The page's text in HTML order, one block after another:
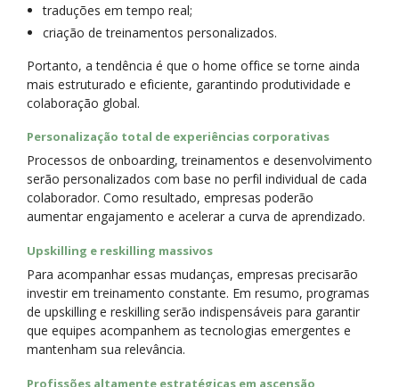
traduções em tempo real;
criação de treinamentos personalizados.
Portanto, a tendência é que o home office se torne ainda
mais estruturado e eficiente, garantindo produtividade e
colaboração global.
Personalização total de experiências corporativas
Processos de onboarding, treinamentos e desenvolvimento
serão personalizados com base no perfil individual de cada
colaborador. Como resultado, empresas poderão
aumentar engajamento e acelerar a curva de aprendizado.
Upskilling e reskilling massivos
Para acompanhar essas mudanças, empresas precisarão
investir em treinamento constante. Em resumo, programas
de upskilling e reskilling serão indispensáveis para garantir
que equipes acompanhem as tecnologias emergentes e
mantenham sua relevância.
Profissões altamente estratégicas em ascensão